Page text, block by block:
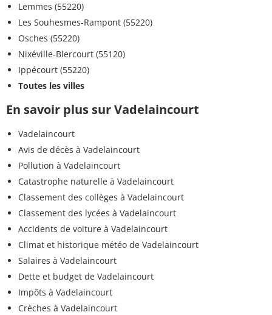
Lemmes (55220)
Les Souhesmes-Rampont (55220)
Osches (55220)
Nixéville-Blercourt (55120)
Ippécourt (55220)
Toutes les villes
En savoir plus sur Vadelaincourt
Vadelaincourt
Avis de décès à Vadelaincourt
Pollution à Vadelaincourt
Catastrophe naturelle à Vadelaincourt
Classement des collèges à Vadelaincourt
Classement des lycées à Vadelaincourt
Accidents de voiture à Vadelaincourt
Climat et historique météo de Vadelaincourt
Salaires à Vadelaincourt
Dette et budget de Vadelaincourt
Impôts à Vadelaincourt
Crèches à Vadelaincourt